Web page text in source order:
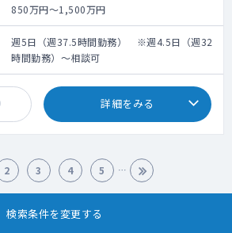
850万円～1,500万円
週5日（週37.5時間勤務） ※週4.5日（週32
時間勤務）～相談可
詳細をみる
2 3 4 5
検索条件を変更する